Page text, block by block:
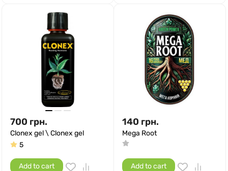
700 грн.
Clonex gel \ Clonex gel
5
Add to cart
140 грн.
Mega Root
Add to cart